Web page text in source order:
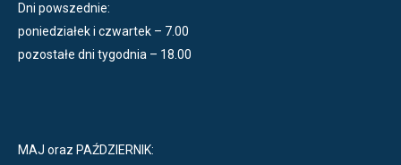
Dni powszednie:
poniedziałek i czwartek – 7.00
pozostałe dni tygodnia – 18.00
MAJ oraz PAŹDZIERNIK: